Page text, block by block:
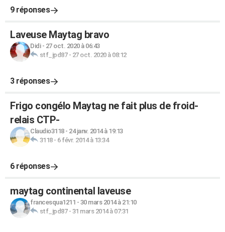
9 réponses
Laveuse Maytag bravo
Didi- 27 oct. 2020 à 06:43
stf_jpd87- 27 oct. 2020 à 08:12
3 réponses
Frigo congélo Maytag ne fait plus de froid-
relais CTP-
Claudio3118- 24 janv. 2014 à 19:13
3118- 6 févr. 2014 à 13:34
6 réponses
maytag continental laveuse
francesqua1211 - 30 mars 2014 à 21:10
stf_jpd87- 31 mars 2014 à 07:31